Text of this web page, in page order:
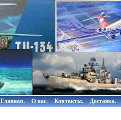
Главная. О нас. Контакты. Доставка.